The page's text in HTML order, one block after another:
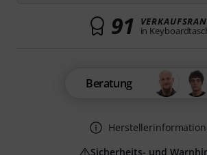
91 in
Beratung
Sicherheits- und